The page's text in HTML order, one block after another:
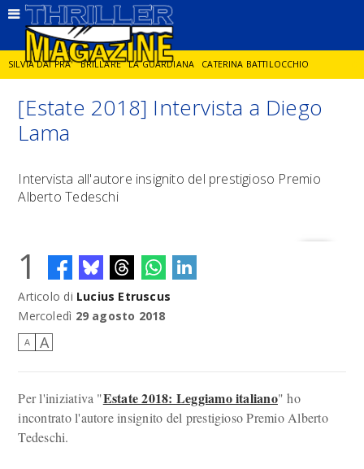
SILVIA DAI PRA' BRILLARE LA GUARDIANA CATERINA BATTILOCCHIO
JORGE DIAZ LA SPIA DELITTO IN CORNICE GIANCARLO DE CATALDO
[Estate 2018] Intervista a Diego
Lama
Intervista all'autore insignito del prestigioso Premio
Alberto Tedeschi
1
Articolo di Lucius Etruscus
Mercoledì 29 agosto 2018
A A
Per l'iniziativa "Estate 2018: Leggiamo italiano" ho
incontrato l'autore insignito del prestigioso Premio Alberto
Tedeschi.